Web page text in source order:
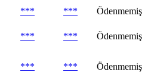
*** ***
Ödenmemiş
*** ***
Ödenmemiş
*** *** Ödenmemiş